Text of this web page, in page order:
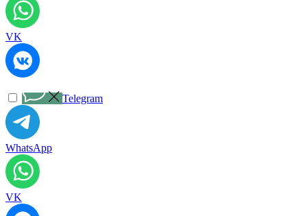
VK
Telegram
WhatsApp
VK